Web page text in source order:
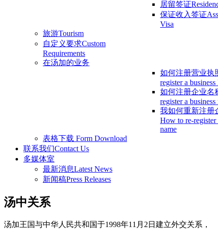
居留签证
保证收入签证
Visa
旅游Tourism
自定义要求Custom
Requirements
在汤加的业务
如何注册营业执
register a business
如何注册企业名
register a business
我如何重新注册
How to re-register
name
表格下载 Form Download
联系我们Contact Us
多媒体室
最新消息Latest News
新闻稿Press Releases
汤中关系
汤加王国与中华人民共和国于1998年11月2日建立外交关系，